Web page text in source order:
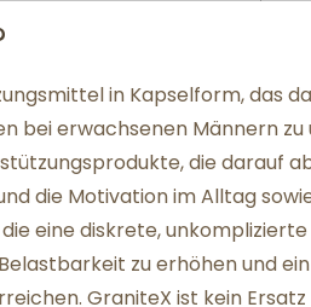
in Kapselform, das
bei erwachsenen Männern
die darauf
die Motivation im Alltag
eine diskrete,
zu erhöhen und
GraniteX ist kein